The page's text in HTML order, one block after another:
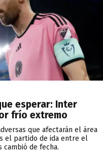
esperar: Inter
frío extremo
que afectarán el área
el partido de ida entre el
cambió de fecha.